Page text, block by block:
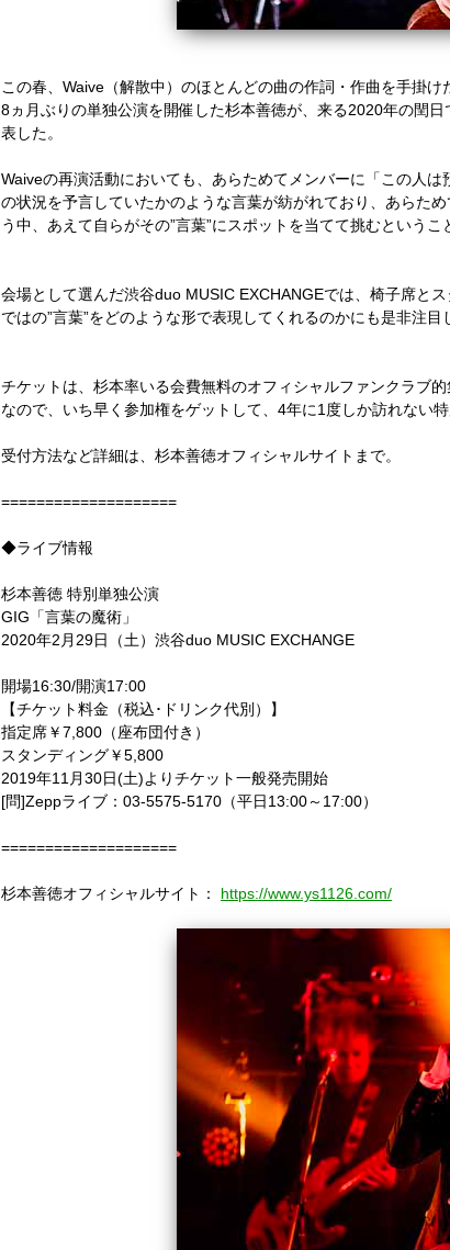
この春、 Waive （解散中）のほとんどの曲の作詞・作曲を手掛
8ヵ月ぶりの単独公演を開催した杉本善徳が、来る2020年の閏日
表した。
Waiveの再演活動においても、あらためてメンバーに「この人
の状況を予言していたかのような言葉が紡がれており、あらた
う中、あえて自らがその”言葉”にスポットを当てて挑むというこ
会場として選んだ渋谷duo MUSIC EXCHANGEでは、椅子席と
ではの”言葉”をどのような形で表現してくれるのかにも是非注目
チケットは、杉本率いる会費無料のオフィシャルファンクラブ
なので、いち早く参加権をゲットして、 4年に1 度しか訪れない
受付方法など詳細は、杉本善徳オフィシャルサイトまで。
====================
◆ライブ情報
杉本善徳 特別単独公演
GIG 「言葉の魔術」
2020年2 月 29日（土）渋谷duo MUSIC EXCHANGE
開場16:30/開演17:00
【チケット料金（税込･ドリンク代別）】
指定席￥7,800 （座布団付き）
スタンディング￥5,800
2019年11 月30日(土)よりチケット一般発売開始
[問]Zeppライブ： 03-5575-5170 （平日13:00～ 17:00）
====================
杉本善徳オフィシャルサイト： https://www.ys1126.com/